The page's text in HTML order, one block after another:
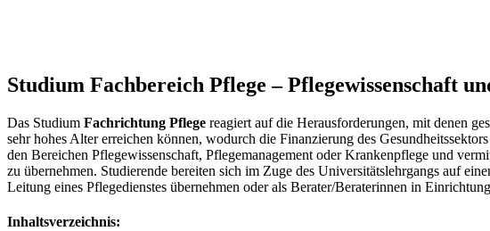
Studium Fachbereich Pflege – Pflegewissenschaft
Das Studium Fachrichtung Pflege reagiert auf die Herausforderungen, mit denen
sehr hohes Alter erreichen können, wodurch die Finanzierung des
den Bereichen Pflegewissenschaft, Pflegemanagement oder Krankenpflege und
zu übernehmen. Studierende bereiten sich im Zuge des Universitätslehrgangs auf
Leitung eines Pflegedienstes übernehmen oder als Berater/Beraterinnen in
Inhaltsverzeichnis: